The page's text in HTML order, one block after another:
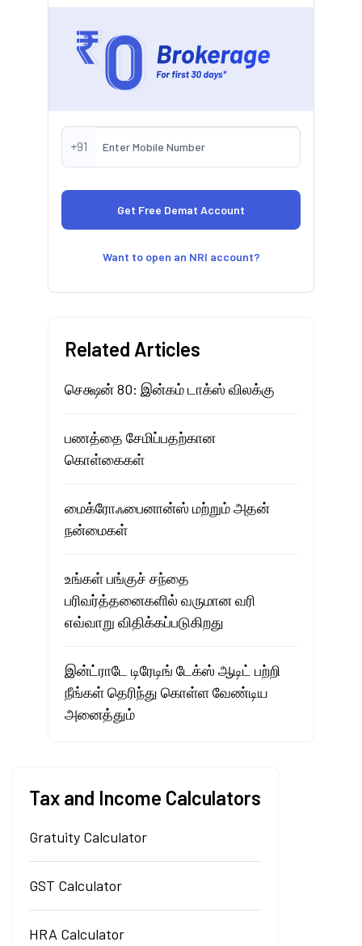
+91
Want to open an NRI account?
Related Articles
செக்ஷன் 80: இன்கம் டாக்ஸ் விலக்கு
பணத்தை சேமிப்பதற்கான
கொள்கைகள்
மைக்ரோஃபைனான்ஸ் மற்றும் அதன்
நன்மைகள்
உங்கள் பங்குச் சந்தை
பரிவர்த்தனைகளில் வருமான வரி
எவ்வாறு விதிக்கப்படுகிறது
இன்ட்ராடே டிரேடிங் டேக்ஸ் ஆடிட் பற்றி
நீங்கள் தெரிந்து கொள்ள வேண்டிய
அனைத்தும்
Tax and Income Calculators
Gratuity Calculator
GST Calculator
HRA Calculator